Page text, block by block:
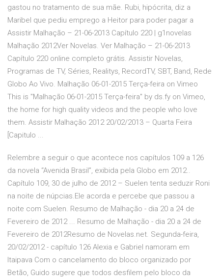
gastou no tratamento de sua mãe. Rubi, hipócrita, diz a
Maribel que pediu emprego a Heitor para poder pagar a
Assistir Malhação – 21-06-2013 Capítulo 220 | g1novelas
Malhação 2012Ver Novelas. Ver Malhação – 21-06-2013
Capítulo 220 online completo grátis. Assistir Novelas,
Programas de TV, Séries, Realitys, RecordTV, SBT, Band, Rede
Globo Ao Vivo. Malhação 06-01-2015 Terça-feira on Vimeo
This is "Malhação 06-01-2015 Terça-feira" by ds.fy on Vimeo,
the home for high quality videos and the people who love
them. Assistir Malhação 2012 20/02/2013 – Quarta Feira
[Capitulo ...
Relembre a seguir o que acontece nos capítulos 109 a 126
da novela “Avenida Brasil”, exibida pela Globo em 2012..
Capítulo 109, 30 de julho de 2012 – Suelen tenta seduzir Roni
na noite de núpcias.Ele acorda e percebe que passou a
noite com Suelen. Resumo de Malhação - dia 20 a 24 de
Fevereiro de 2012 ... Resumo de Malhação - dia 20 a 24 de
Fevereiro de 2012Resumo de Novelas.net. Segunda-feira,
20/02/2012 - capítulo 126 Alexia e Gabriel namoram em
Itaipava Com o cancelamento do bloco organizado por
Betão, Guido sugere que todos desfilem pelo bloco da